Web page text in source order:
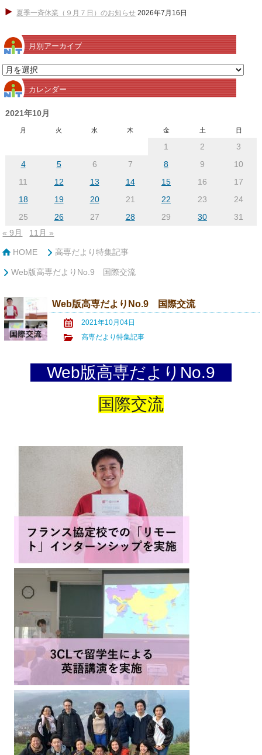
夏季一斉休業（９月７日）のお知らせ 2026年7月16日
月別アーカイブ
月
別
ア
ー
カレンダー
2021年10月
月 火 水 木 金 土 日
1 2
3
4
5 6 7 8 9
10
11
12 13 14 15 16
17
18
19 20 21 22 23
24
25
26 27 28 29 30
31
« 9月
11月 »
HOME 高専だより特集記事
Web版高専だよりNo.9 国際交流
Web版高専だよりNo.9 国際交流
2021年10月04日
高専だより特集記事
Web版高専だよりNo.9
国際交流